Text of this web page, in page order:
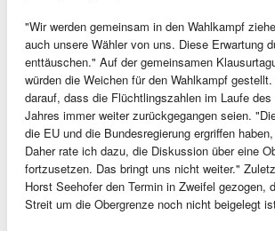
"Wir werden gemeinsam in den Wahlkampf
auch unsere Wähler von uns. Diese Erwartung
enttäuschen." Auf der gemeinsamen
würden die Weichen für den Wahlkampf
darauf, dass die Flüchtlingszahlen im Laufe des
Jahres immer weiter zurückgegangen seien.
die EU und die Bundesregierung ergriffen
Daher rate ich dazu, die Diskussion über eine
fortzusetzen. Das bringt uns nicht weiter."
Horst Seehofer den Termin in Zweifel gezogen,
Streit um die Obergrenze noch nicht beigelegt